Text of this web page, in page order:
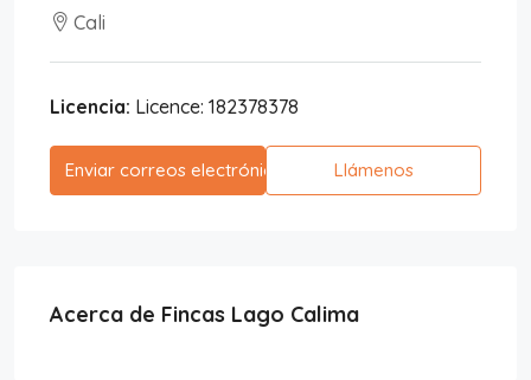
Cali
Licencia: Licence: 182378378
Enviar correos electrónicos Llámenos
Acerca de Fincas Lago Calima